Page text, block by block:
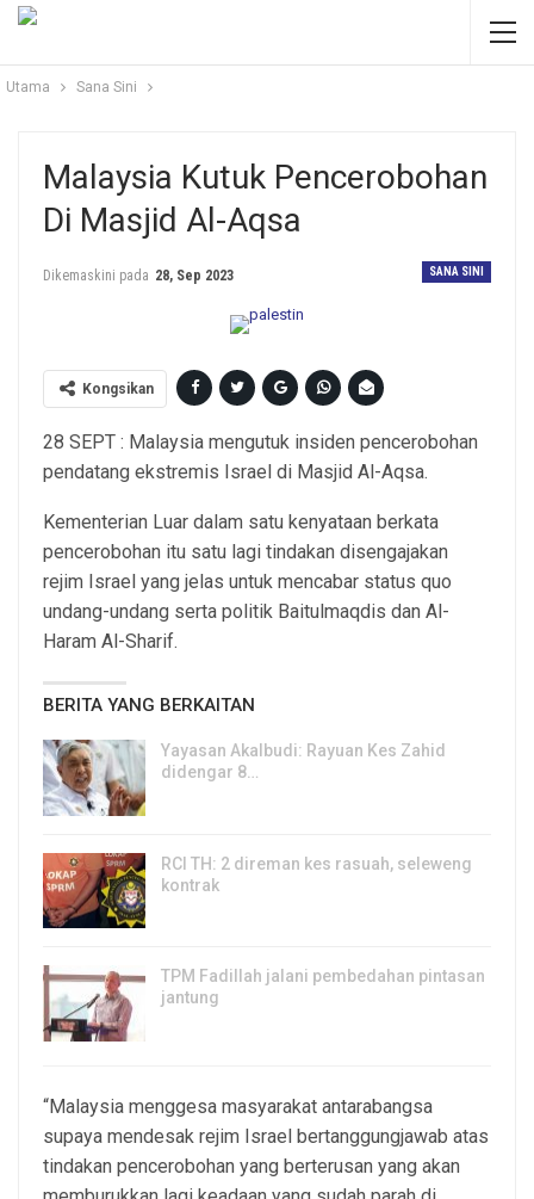
Utama Sana Sini
Malaysia Kutuk Pencerobohan
Di Masjid Al-Aqsa
SANA SINI
Dikemaskini pada 28, Sep 2023
Kongsikan
28 SEPT : Malaysia mengutuk insiden pencerobohan
pendatang ekstremis Israel di Masjid Al-Aqsa.
Kementerian Luar dalam satu kenyataan berkata
pencerobohan itu satu lagi tindakan disengajakan
rejim Israel yang jelas untuk mencabar status quo
undang-undang serta politik Baitulmaqdis dan Al-
Haram Al-Sharif.
BERITA YANG BERKAITAN
Yayasan Akalbudi: Rayuan Kes Zahid
didengar 8…
RCI TH: 2 direman kes rasuah, seleweng
kontrak
TPM Fadillah jalani pembedahan pintasan
jantung
“Malaysia menggesa masyarakat antarabangsa
supaya mendesak rejim Israel bertanggungjawab atas
tindakan pencerobohan yang berterusan yang akan